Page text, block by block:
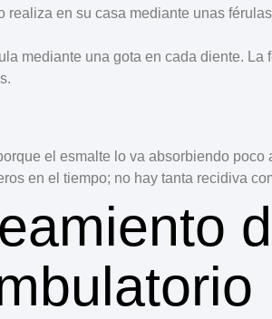
realiza en su casa mediante unas férulas
mediante una gota en cada diente. La
.
el esmalte lo va absorbiendo poco
en el tiempo; no hay tanta recidiva